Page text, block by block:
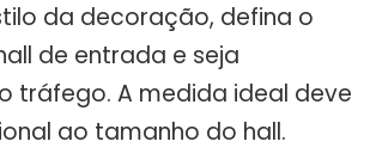
da decoração, defina o
de entrada e seja
tráfego. A medida ideal deve
ao tamanho do hall.